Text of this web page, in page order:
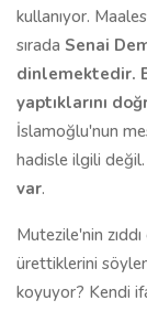
kullanıyor.
sırada Senai
dinlemektedir.
yaptıklarını
İslamoğlu'nun
hadisle ilgili
var.
Mutezile'nin
ürettiklerini
koyuyor? Kendi